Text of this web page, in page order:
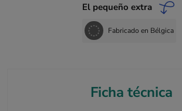
El pequeño extra
Fabricado en Bélgica
Ficha técnica